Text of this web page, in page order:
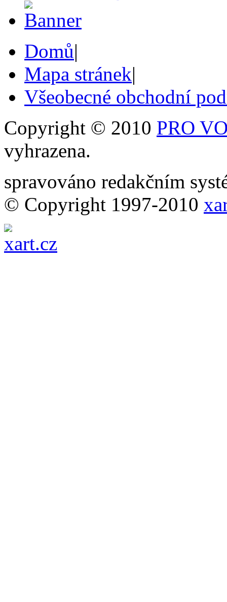
Domů|
Mapa stránek|
Všeobecné obchodní
Copyright © 2010 PRO
vyhrazena.
spravováno redakčním
© Copyright 1997-2010